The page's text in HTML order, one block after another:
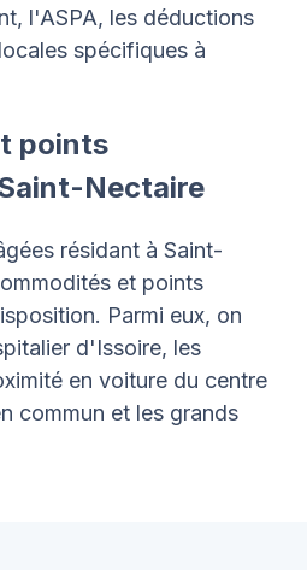
l'ASPA, les déductions
spécifiques à
points
Nectaire
résidant à Saint-
et points
Parmi eux, on
d'Issoire, les
en voiture du centre
commun et les grands